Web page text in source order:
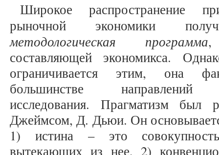
Широкое распространение
рыночной экономики
методологическая программа,
составляющей экономикса.
ограничивается этим, она
большинстве направлений
исследования. Прагматизм
Джеймсом, Д. Дьюи. Он
1) истина – это
вытекающих из нее, 2)